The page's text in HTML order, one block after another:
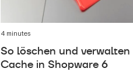
4 minutes
So löschen und verwalten
Cache in Shopware 6